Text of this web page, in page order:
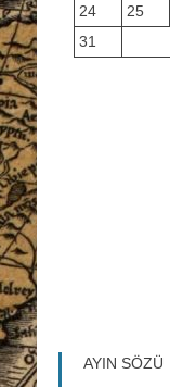
24
25
31
AYIN SÖZÜ